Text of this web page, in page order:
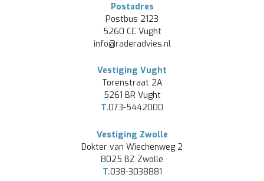
Postadres
Postbus 2123
5260 CC Vught
info@raderadvies.nl
Vestiging Vught
Torenstraat 2A
5261 BR Vught
T.073-5442000
Vestiging Zwolle
Dokter van Wiechenweg 2
8025 BZ Zwolle
T.038-3038881